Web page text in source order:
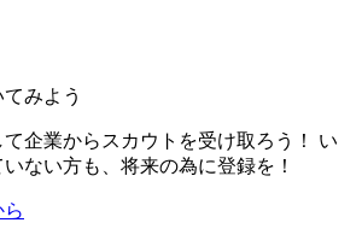
みよう
企業からスカウトを受け取ろう！ い
ない方も、将来の為に登録を！